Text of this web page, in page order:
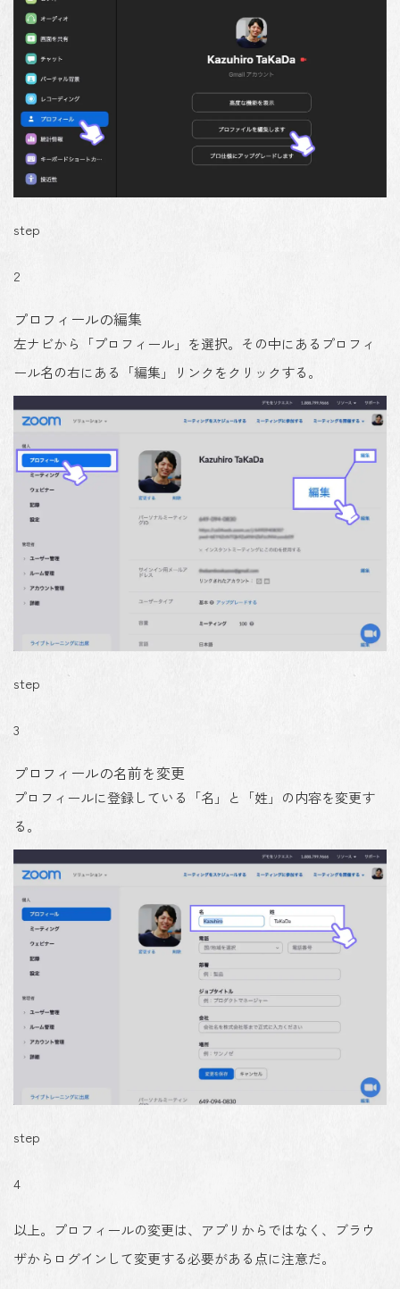
step
2
プロフィールの編集
左ナビから「プロフィール」を選択。その中にあるプロフィ
ール名の右にある「編集」リンクをクリックする。
step
3
プロフィールの名前を変更
プロフィールに登録している「名」と「姓」の内容を変更す
る。
step
4
以上。プロフィールの変更は、アプリからではなく、ブラウ
ザからログインして変更する必要がある点に注意だ。